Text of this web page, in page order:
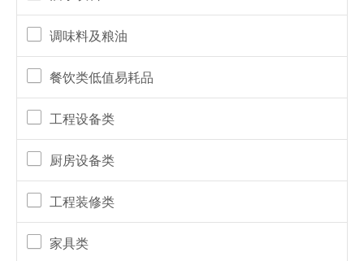
调味料及粮油
餐饮类低值易耗品
工程设备类
厨房设备类
工程装修类
家具类